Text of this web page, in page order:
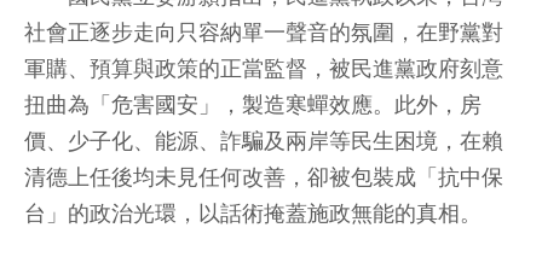
社會正逐步走向只容納單一聲音的氛圍，在野黨對
軍購、預算與政策的正當監督，被民進黨政府刻意
扭曲為「危害國安」，製造寒蟬效應。此外，房
價、少子化、能源、詐騙及兩岸等民生困境，在賴
清德上任後均未見任何改善，卻被包裝成「抗中保
台」的政治光環，以話術掩蓋施政無能的真相。